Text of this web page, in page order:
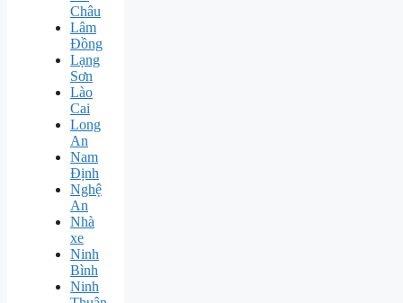
Châu
Lâm
Đồng
Lạng
Sơn
Lào
Cai
Long
An
Nam
Định
Nghệ
An
Nhà
xe
Ninh
Bình
Ninh